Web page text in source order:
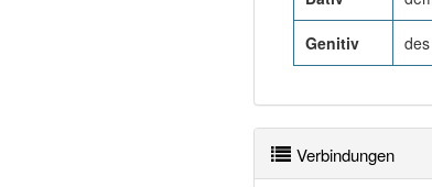
Genitiv
Verbindungen